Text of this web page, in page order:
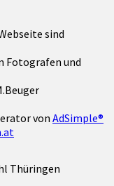
sind
Fotografen und
von AdSimple®